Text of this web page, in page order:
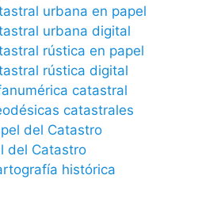
urbana en papel
urbana digital
rústica en papel
rústica digital
catastral
catastrales
del Catastro
del Catastro
histórica